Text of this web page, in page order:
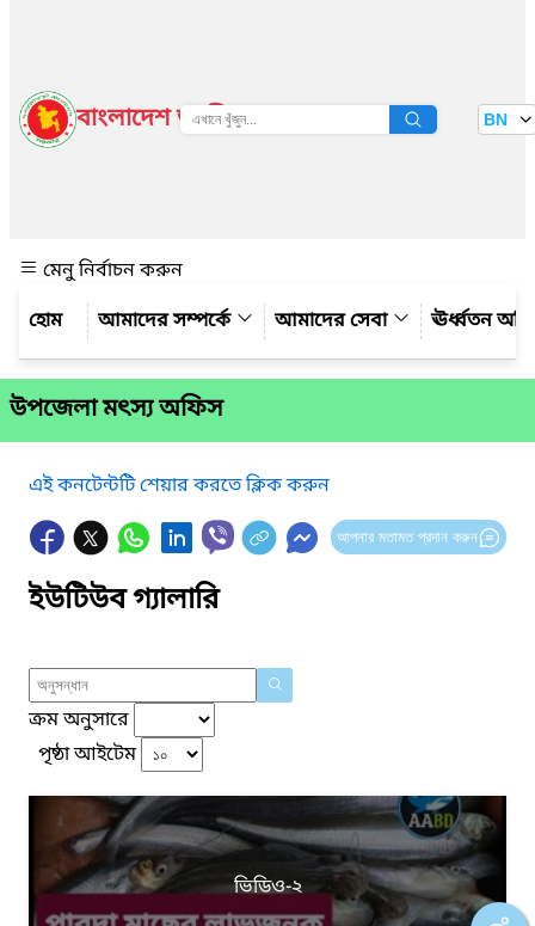
বাংলাদেশ জাতীয় তথ্য বাতায়ন BN
মেনু নির্বাচন করুন
আমাদের সম্পর্কে
আমাদের সেবা ঊর্ধ্বতন
উপজেলা মৎস্য অফিস
এই কনটেন্টটি শেয়ার করতে ক্লিক করুন
আপনার মতামত প্রদান করুন
ইউটিউব গ্যালারি
ক্রম অনুসারে
পৃষ্ঠা আইটেম
ভিডিও-২